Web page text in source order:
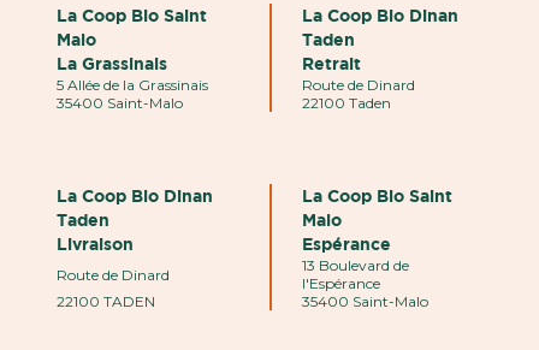
La Coop Bio Saint
Malo
La Grassinais
5 Allée de la Grassinais
35400 Saint-Malo
La Coop Bio Dinan
Taden
Retrait
Route de Dinard
22100 Taden
La Coop Bio Dinan
Taden
Livraison
Route de Dinard
22100 TADEN
La Coop Bio Saint
Malo
Espérance
13 Boulevard de
l'Espérance
35400 Saint-Malo